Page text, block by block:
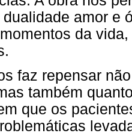
amor e
da
faz repensar
também
que os